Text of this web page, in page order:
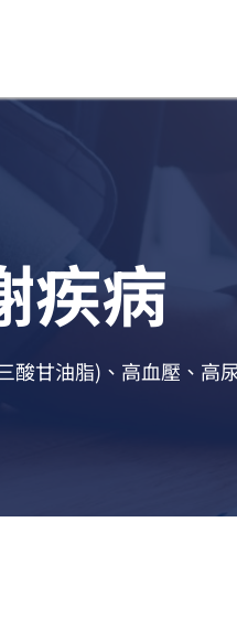
疾病
酸甘油脂)、高血壓、高